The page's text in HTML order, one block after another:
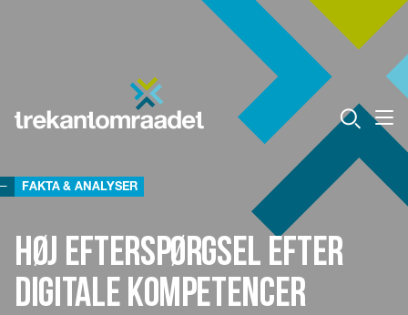
FAKTA & ANALYSER
Høj efterspørgsel efter
digitale kompetencer